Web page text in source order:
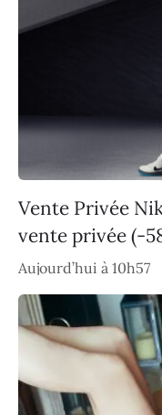
Vente Privée
vente privée (-
Aujourd’hui à 10h57